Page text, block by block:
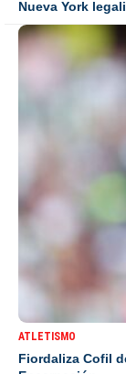
Nueva York
ATLETISMO
Fiordaliza Cofil